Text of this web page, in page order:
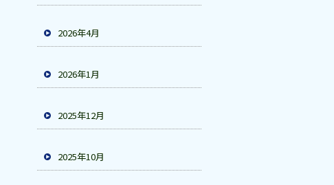
2026年4月
2026年1月
2025年12月
2025年10月